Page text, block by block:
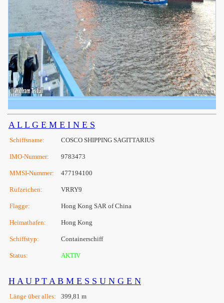
A L L G E M E I N E S
Schiffsname: COSCO SHIPPING SAGITTARIUS
IMO-Nummer: 9783473
MMSI-Nummer: 477194100
Rufzeichen: VRRY9
Flagge: Hong Kong SAR of China
Heimathafen: Hong Kong
Schiffstyp: Containerschiff
Status: AKTIV
H A U P T A B M E S S U N G E N
Länge über alles: 399,81 m